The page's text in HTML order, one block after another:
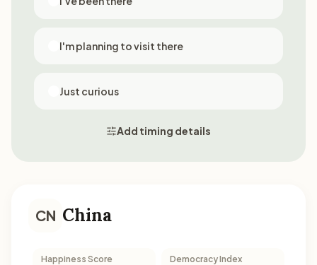
I'm planning to visit there
Just curious
Add timing details
CN China
Happiness Score Democracy Index